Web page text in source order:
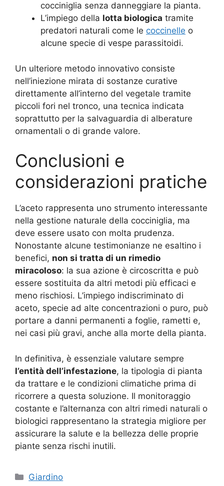
cocciniglia senza danneggiare la pianta.
L’impiego della lotta biologica tramite
predatori naturali come le coccinelle o
alcune specie di vespe parassitoidi.
Un ulteriore metodo innovativo consiste
nell’iniezione mirata di sostanze curative
direttamente all’interno del vegetale tramite
piccoli fori nel tronco, una tecnica indicata
soprattutto per la salvaguardia di alberature
ornamentali o di grande valore.
Conclusioni e
considerazioni pratiche
L’aceto rappresenta uno strumento interessante
nella gestione naturale della cocciniglia, ma
deve essere usato con molta prudenza.
Nonostante alcune testimonianze ne esaltino i
benefici, non si tratta di un rimedio
miracoloso: la sua azione è circoscritta e può
essere sostituita da altri metodi più efficaci e
meno rischiosi. L’impiego indiscriminato di
aceto, specie ad alte concentrazioni o puro, può
portare a danni permanenti a foglie, rametti e,
nei casi più gravi, anche alla morte della pianta.
In definitiva, è essenziale valutare sempre
l’entità dell’infestazione, la tipologia di pianta
da trattare e le condizioni climatiche prima di
ricorrere a questa soluzione. Il monitoraggio
costante e l’alternanza con altri rimedi naturali o
biologici rappresentano la strategia migliore per
assicurare la salute e la bellezza delle proprie
piante senza rischi inutili.
Categorie
Giardino